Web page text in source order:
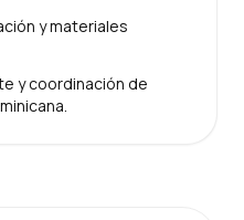
y materiales
y coordinación de